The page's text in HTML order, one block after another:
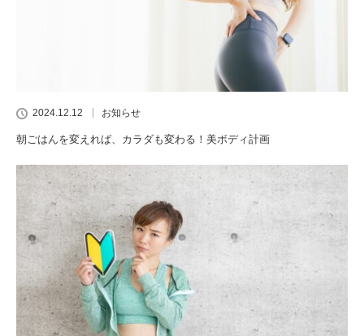
2024.12.12 お知らせ
朝ごはんを変えれば、カラダも変わる！美ボディ計画